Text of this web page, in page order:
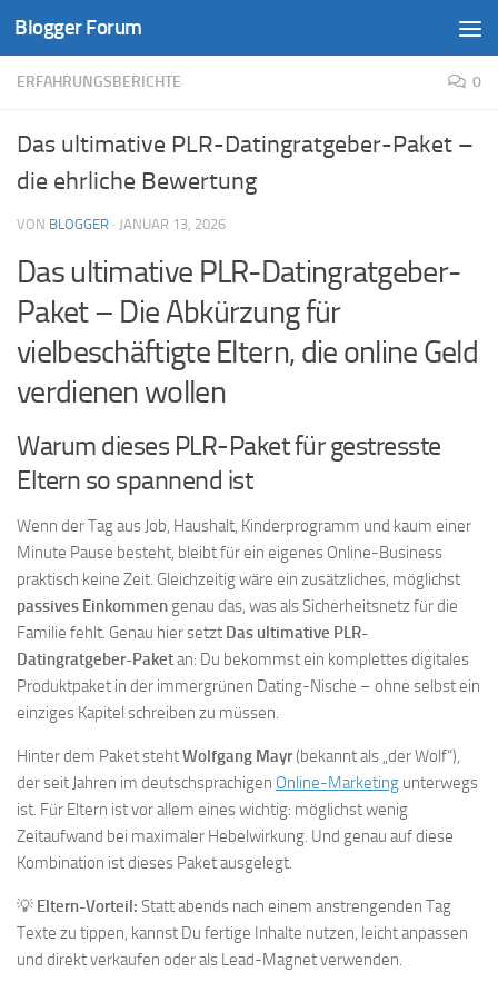
Zum Inhalt springen
Blogger Forum
ERFAHRUNGSBERICHTE 0
Das ultimative PLR-Datingratgeber-Paket –
die ehrliche Bewertung
VON BLOGGER · JANUAR 13, 2026
Das ultimative PLR-Datingratgeber-
Paket – Die Abkürzung für
vielbeschäftigte Eltern, die online Geld
verdienen wollen
Warum dieses PLR-Paket für gestresste
Eltern so spannend ist
Wenn der Tag aus Job, Haushalt, Kinderprogramm und kaum einer
Minute Pause besteht, bleibt für ein eigenes Online-Business
praktisch keine Zeit. Gleichzeitig wäre ein zusätzliches, möglichst
passives Einkommen genau das, was als Sicherheitsnetz für die
Familie fehlt. Genau hier setzt Das ultimative PLR-
Datingratgeber-Paketan: Du bekommst ein komplettes digitales
Produktpaket in der immergrünen Dating-Nische – ohne selbst ein
einziges Kapitel schreiben zu müssen.
Hinter dem Paket stehtWolfgang Mayr(bekannt als „der Wolf“),
der seit Jahren im deutschsprachigen Online-Marketing unterwegs
ist. Für Eltern ist vor allem eines wichtig: möglichst wenig
Zeitaufwand bei maximaler Hebelwirkung. Und genau auf diese
Kombination ist dieses Paket ausgelegt.
💡 Eltern-Vorteil: Statt abends nach einem anstrengenden Tag
Texte zu tippen, kannst Du fertige Inhalte nutzen, leicht anpassen
und direkt verkaufen oder als Lead-Magnet verwenden.